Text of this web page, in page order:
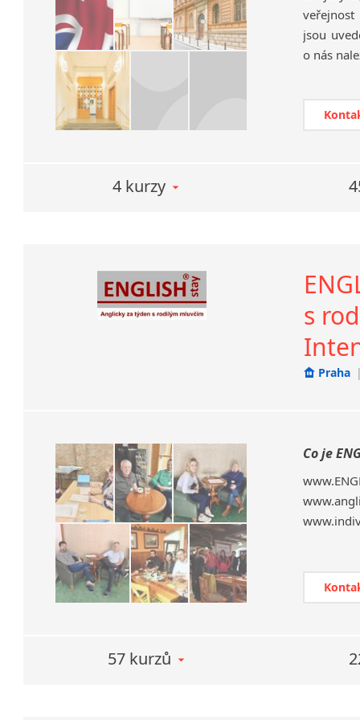
jsou
o nás
4 kurzy
s
Praha
Co je
výukový
Vám
57 kurzů